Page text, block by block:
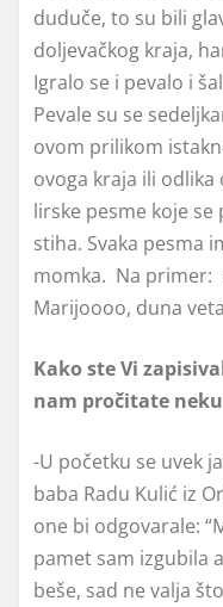
duduče, to su bili
doljevačkog kraja,
Igralo se i pevalo i
Pevale su se
ovom prilikom
ovoga kraja ili odlika
lirske pesme koje
stiha. Svaka pesma
momka. Na primer:
Marijoooo, duna
Kako ste Vi
nam pročitate
-U početku se uvek
baba Radu Kulić iz
one bi odgovarale:
pamet sam izgubila
beše, sad ne valja